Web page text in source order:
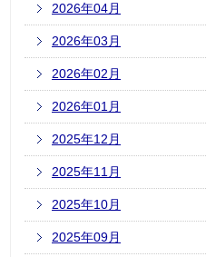
2026年04月
2026年03月
2026年02月
2026年01月
2025年12月
2025年11月
2025年10月
2025年09月